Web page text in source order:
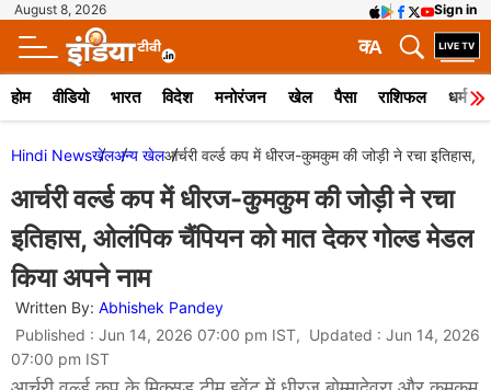
August 8, 2026 Sign in
A
क
होम वीडियो भारत विदेश मनोरंजन खेल पैसा राशिफल धर्म
Hindi Newsखेलअन्य खेलआर्चरी वर्ल्ड कप में धीरज-कुमकुम की जोड़ी ने रचा
आर्चरी वर्ल्ड कप में धीरज-कुमकुम की जोड़ी ने रचा
इतिहास, ओलंपिक चैंपियन को मात देकर गोल्ड मेडल
किया अपने नाम
Written By: Abhishek Pandey
Published : Jun 14, 2026 07:00 pm IST, Updated : Jun 14, 2026
07:00 pm IST